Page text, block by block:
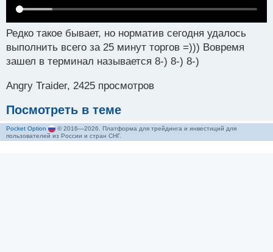
Редко такое бывает, но норматив сегодня удалось
выполнить всего за 25 минут торгов =))) Вовремя
зашел в терминал называется 8-) 8-) 8-)
Angry Traider, 2425 просмотров
Посмотреть в теме
Pocket Option
© 2016—2026. Платформа для трейдинга и инвестиций для
пользователей из России и стран СНГ.